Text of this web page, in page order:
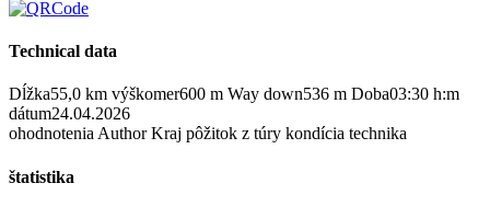
Technical data
Dĺžka55,0 km výškomer600 m Way down536 m Doba03:30 h:m
dátum24.04.2026
ohodnotenia Author Kraj pôžitok z túry kondícia technika
štatistika